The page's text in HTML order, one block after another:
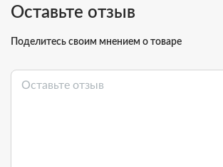
Оставьте отзыв
Поделитесь своим мнением о товаре